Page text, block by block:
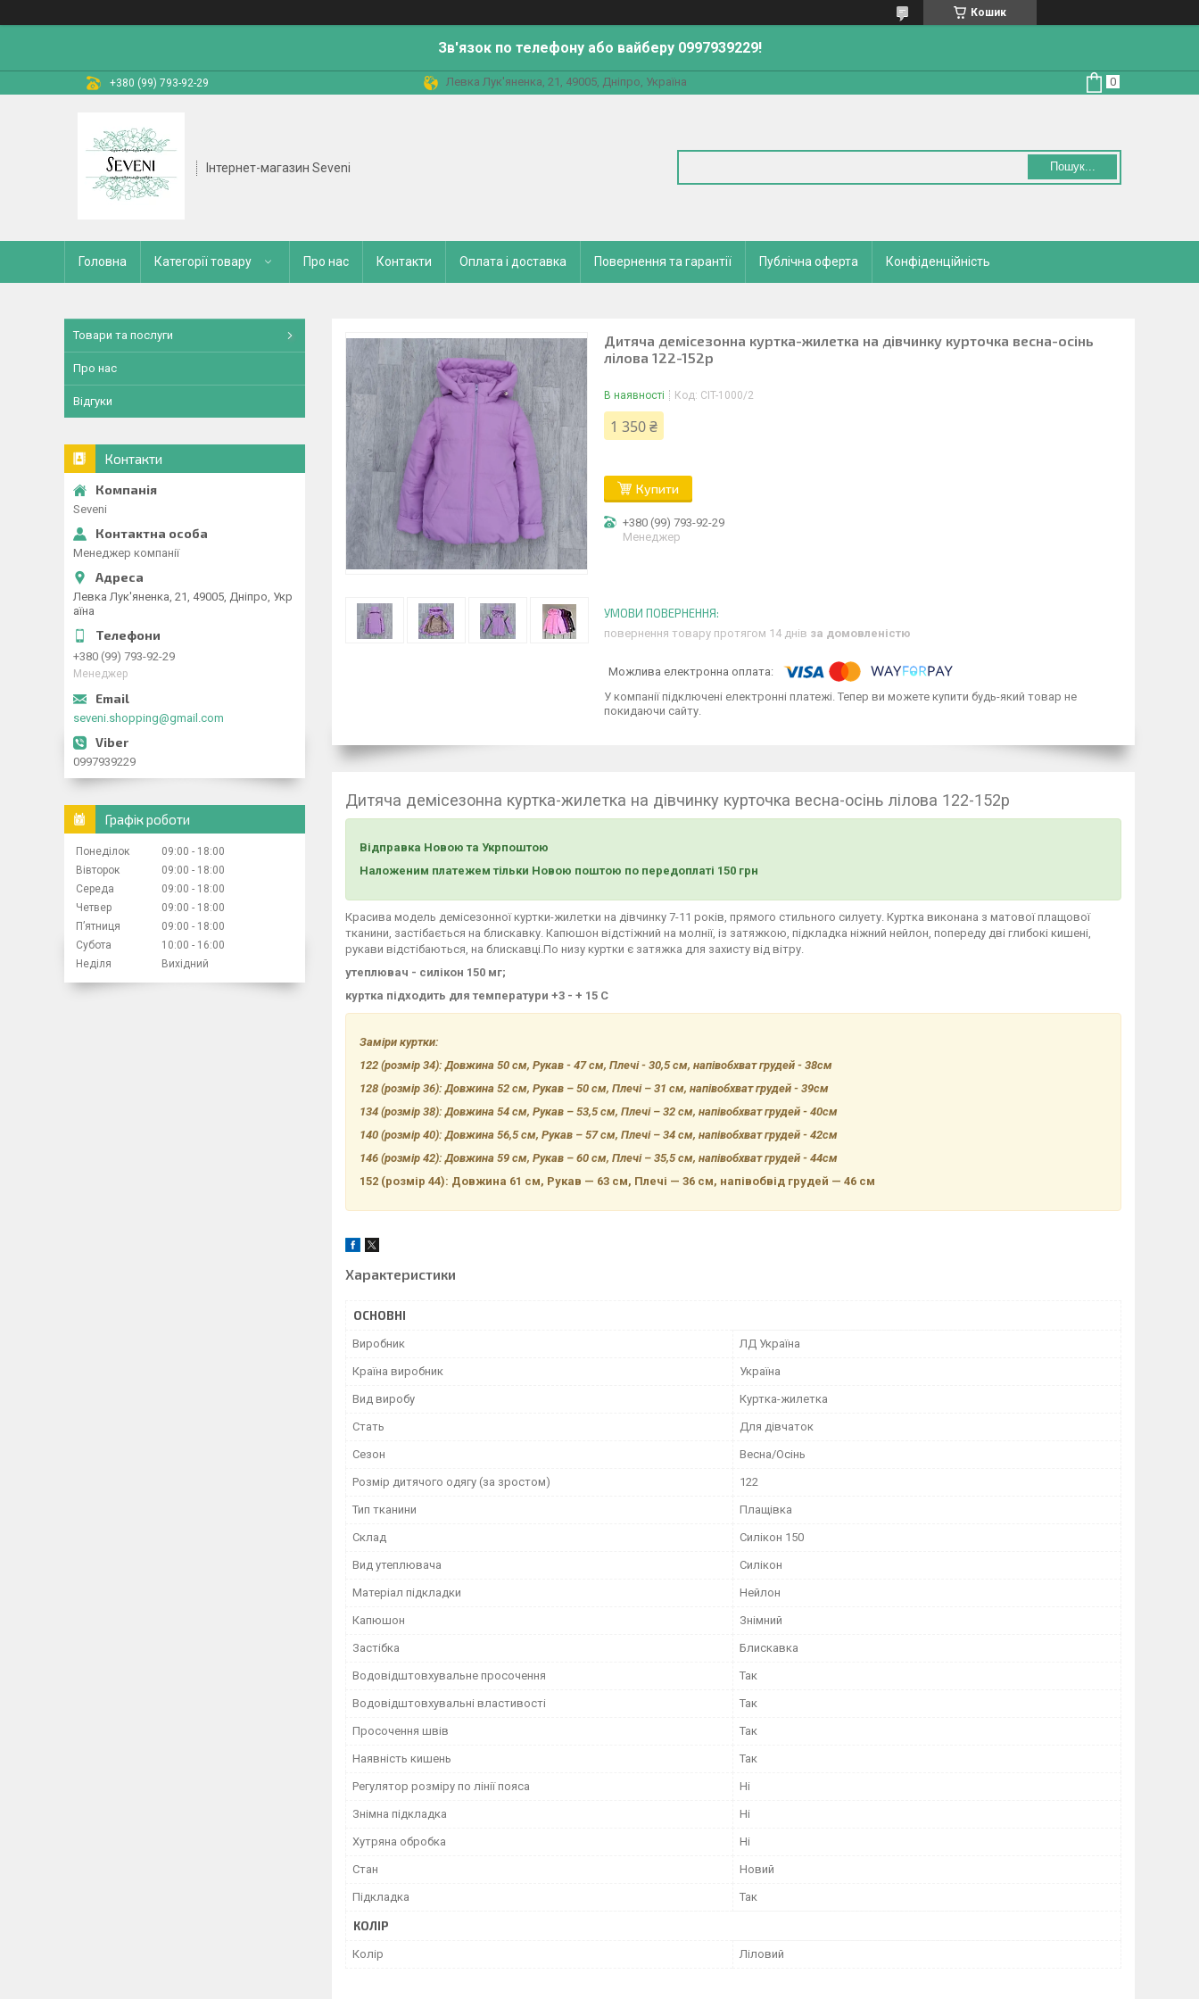
Кошик
Зв'язок по телефону або вайберу 0997939229!
+380 (99) 793-92-29 Левка Лук'яненка, 21, 49005, Дніпро, Україна
Інтернет-магазин Seveni Пошук...
Головна Категорії товару Про нас Контакти Оплата і доставка Повернення та гарантії Публічна оферта Конфіденційність
Дитяча демісезонна куртка-жилетка на дівчинку курточка весна-осінь
лілова 122-152р
В наявності Код: CIT-1000/2
1 350 ₴
Купити
+380 (99) 793-92-29
Менеджер
повернення товару протягом 14 днів за домовленістю
У компанії підключені електронні платежі. Тепер ви можете купити будь-який товар не
покидаючи сайту.
Дитяча демісезонна куртка-жилетка на дівчинку курточка весна-осінь лілова 122-152р
Відправка Новою та Укрпоштою
Наложеним платежем тільки Новою поштою по передоплаті 150 грн
Красива модель демісезонної куртки-жилетки на дівчинку 7-11 років, прямого стильного силуету. Куртка виконана з матової плащової
тканини, застібається на блискавку. Капюшон відстіжний на молнії, із затяжкою, підкладка ніжний нейлон, попереду дві глибокі кишені,
рукави відстібаються, на блискавці.По низу куртки є затяжка для захисту від вітру.
утеплювач - силікон 150 мг;
куртка підходить для температури +3 - + 15 С
Заміри куртки:
122 (розмір 34): Довжина 50 см, Рукав - 47 см, Плечі - 30,5 см, напівобхват грудей - 38см
128 (розмір 36): Довжина 52 см, Рукав – 50 см, Плечі – 31 см, напівобхват грудей - 39см
134 (розмір 38): Довжина 54 см, Рукав – 53,5 см, Плечі – 32 см, напівобхват грудей - 40см
140 (розмір 40): Довжина 56,5 см, Рукав – 57 см, Плечі – 34 см, напівобхват грудей - 42см
146 (розмір 42): Довжина 59 см, Рукав – 60 см, Плечі – 35,5 см, напівобхват грудей - 44см
152 (розмір 44): Довжина 61 см, Рукав — 63 см, Плечі — 36 см, напівобвід грудей — 46 см
Характеристики
ОСНОВНІ
Виробник ЛД Україна
Країна виробник Україна
Вид виробу Куртка-жилетка
Стать Для дівчаток
Сезон Весна/Осінь
Розмір дитячого одягу (за зростом) 122
Тип тканини Плащівка
Склад Силікон 150
Вид утеплювача Силікон
Матеріал підкладки Нейлон
Капюшон Знімний
Застібка Блискавка
Водовідштовхувальне просочення Так
Водовідштовхувальні властивості Так
Просочення швів Так
Наявність кишень Так
Регулятор розміру по лінії пояса Ні
Знімна підкладка Ні
Хутряна обробка Ні
Стан Новий
Підкладка Так
КОЛІР
Колір Ліловий
Товари та послуги
Про нас
Відгуки
Контакти
Seveni
Менеджер компанії
Левка Лук'яненка, 21, 49005, Дніпро, Укр
аїна
+380 (99) 793-92-29
Менеджер
seveni.shopping@gmail.com
0997939229
Графік роботи
Понеділок 09:00
18:00
Вівторок
09:00
18:00
Середа
09:00
18:00
Четвер
09:00
18:00
Пʼятниця
09:00
18:00
Субота
10:00
16:00
Неділя
Вихідний